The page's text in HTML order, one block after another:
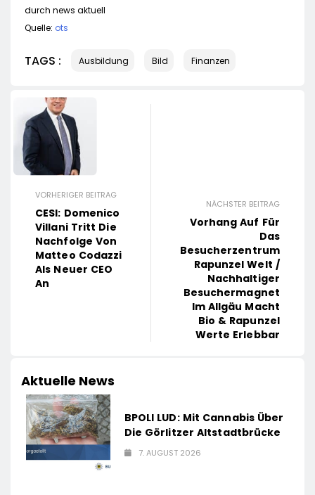
durch news aktuell
Quelle: ots
TAGS : Ausbildung Bild Finanzen
VORHERIGER BEITRAG
CESI: Domenico
Villani Tritt Die
Nachfolge Von
Matteo Codazzi
Als Neuer CEO
An
NÄCHSTER BEITRAG
Vorhang Auf Für
Das
Besucherzentrum
Rapunzel Welt /
Nachhaltiger
Besuchermagnet
Im Allgäu Macht
Bio & Rapunzel
Werte Erlebbar
Aktuelle News
BPOLI LUD: Mit Cannabis Über
Die Görlitzer Altstadtbrücke
7. AUGUST 2026